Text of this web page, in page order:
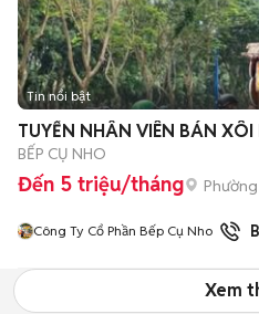
Tin nổi bật
TUYỂN NHÂN VIÊN BÁN
BẾP CỤ NHO
Đến 5 triệu/tháng
Công Ty Cổ Phần Bếp Cụ Nho
Xem